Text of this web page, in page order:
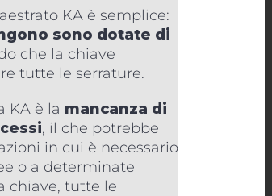
KA è semplice:
sono dotate di
che la chiave
tutte le serrature.
KA è la mancanza di
, il che potrebbe
in cui è necessario
o a determinate
chiave, tutte le